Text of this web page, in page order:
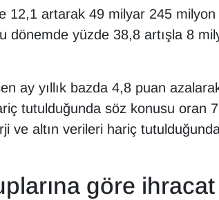
12,1 artarak 49 milyar 245 milyon
dönemde yüzde 38,8 artışla 8
ay yıllık bazda 4,8 puan
tutulduğunda söz konusu oran
ve altın verileri hariç
göre ihracat